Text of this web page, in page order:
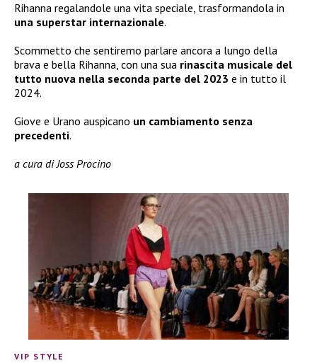
Rihanna regalandole una vita speciale, trasformandola in
una superstar internazionale.
Scommetto che sentiremo parlare ancora a lungo della
brava e bella Rihanna, con una sua rinascita musicale del
tutto nuova nella seconda parte del 2023 e in tutto il
2024.
Giove e Urano auspicano un cambiamento senza
precedenti.
a cura di Joss Procino
VIP STYLE